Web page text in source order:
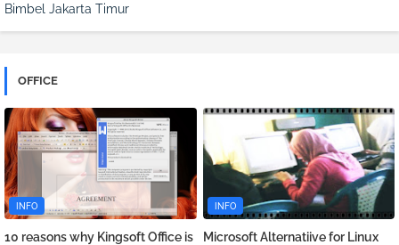
Bimbel Jakarta Timur
OFFICE
INFO
10 reasons why Kingsoft Office is
INFO
Microsoft Alternatiive for Linux